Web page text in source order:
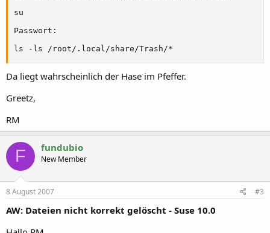
su
Passwort:
ls -ls /root/.local/share/Trash/*
Da liegt wahrscheinlich der Hase im Pfeffer.
Greetz,
RM
F fundubio
New Member
8 August 2007 #3
AW: Dateien nicht korrekt gelöscht - Suse 10.0